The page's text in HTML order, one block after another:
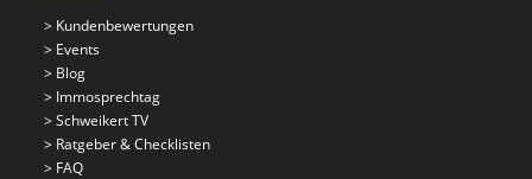
> Kundenbewertungen
> Events
> Blog
> Immosprechtag
>Schweikert TV
> Ratgeber & Checklisten
> FAQ